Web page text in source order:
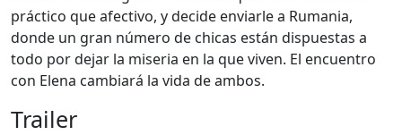
práctico que afectivo, y decide enviarle a Rumania,
donde un gran número de chicas están dispuestas a
todo por dejar la miseria en la que viven. El encuentro
con Elena cambiará la vida de ambos.
Trailer